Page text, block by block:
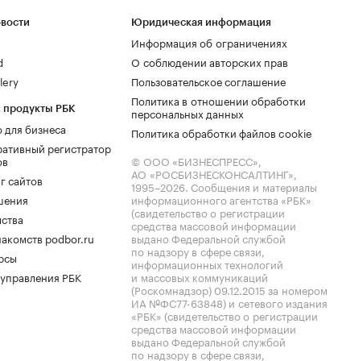
продукты РБК
бизнеса
регистратор
сайтов
podbor.ru
РБК
Юридическая информация
Информация об ограничениях
О соблюдении авторских прав
Пользовательское соглашение
Политика в отношении обработки
персональных данных
Политика обработки файлов cookie
© ООО «БИЗНЕСПРЕСС»,
АО «РОСБИЗНЕСКОНСАЛТИНГ»,
1995–2026. Сообщения и материалы
информационного агентства «РБК»
(свидетельство о регистрации
средства массовой информации
выдано Федеральной службой
по надзору в сфере связи,
информационных технологий
и массовых коммуникаций
(Роскомнадзор) 09.12.2015 за номером
ИА №ФС77-63848) и сетевого издания
«РБК» (свидетельство о регистрации
средства массовой информации
выдано Федеральной службой
по надзору в сфере связи,